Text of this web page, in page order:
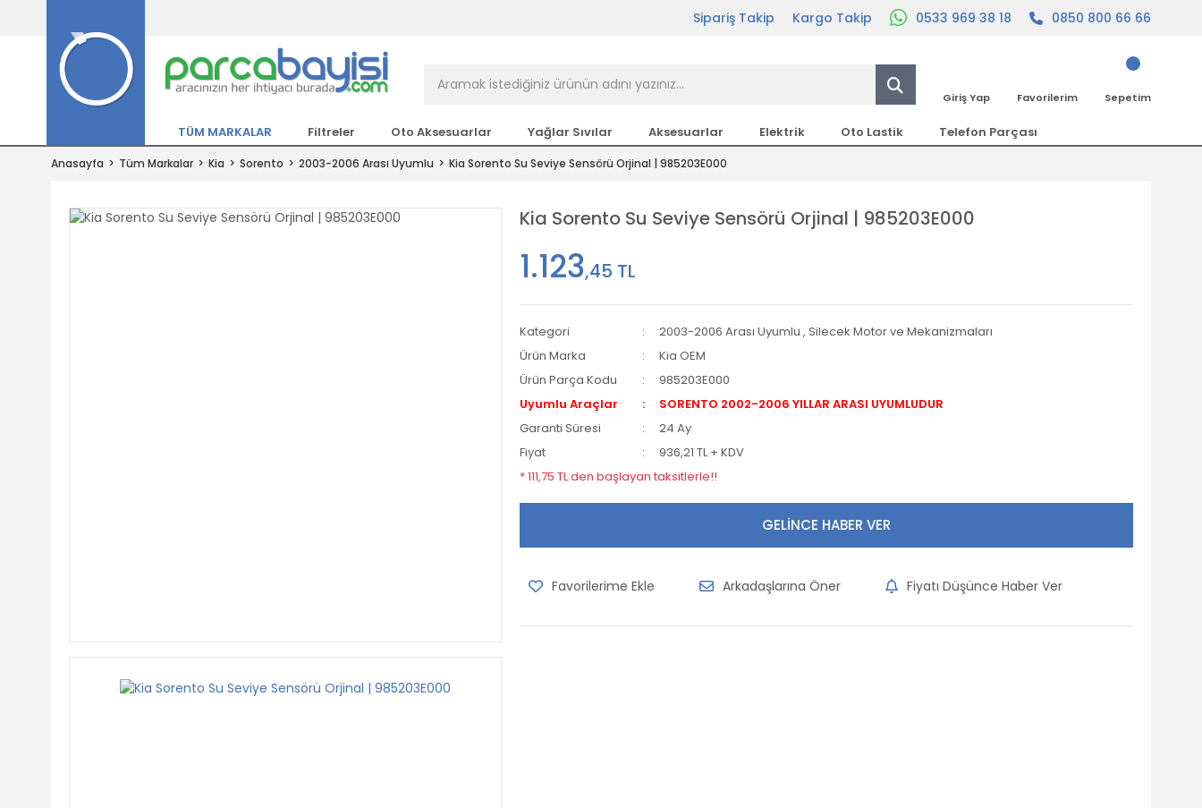
Hemen Üye Ol 15TL Kazan!
Tıkla Al, Mutlu Kal!
Sipariş Takip Kargo Takip 0533 969 38 18 0850 800 66 66
Giriş Yap Favorilerim Sepetim
TÜM MARKALAR Filtreler Oto Aksesuarlar Yağlar Sıvılar Aksesuarlar Elektrik Oto Lastik Telefon Parçası
Anasayfa Tüm Markalar Kia Sorento 2003-2006 Arası Uyumlu Kia Sorento Su Seviye Sensörü Orjinal | 985203E000
Kia Sorento Su Seviye Sensörü Orjinal | 985203E000
1.123,45 TL
Kategori 2003-2006 Arası Uyumlu ,Silecek Motor ve Mekanizmaları
Ürün Marka
Kia OEM
Ürün Parça Kodu
985203E000
Uyumlu Araçlar
SORENTO 2002-2006 YILLAR ARASI UYUMLUDUR
Garanti Süresi
24 Ay
Fiyat
936,21 TL + KDV
* 111,75 TL den başlayan taksitlerle!!
GELİNCE HABER VER
Arkadaşlarına Öner Fiyatı Düşünce Haber Ver